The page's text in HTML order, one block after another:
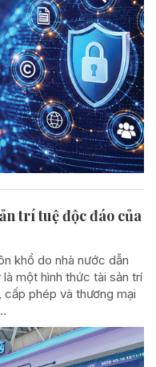
trí tuệ độc đáo của
khổ do nhà nước dẫn
một hình thức tài sản trí
phép và thương mại